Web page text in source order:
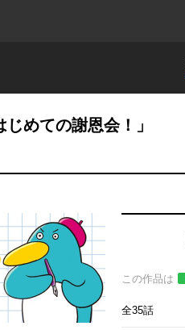
めての謝恩会！」
この作品は
全35話